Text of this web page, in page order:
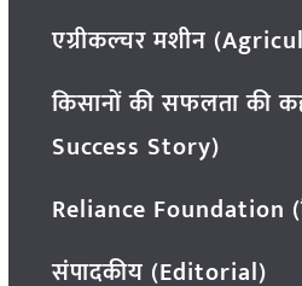
एग्रीकल्चर मशीन
किसानों की सफलता की
Success Story)
Reliance Foundation
संपादकीय (Editorial)